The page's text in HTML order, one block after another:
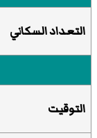
التعداد السكاني
التوقيت